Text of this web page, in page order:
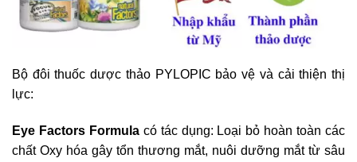
Bộ đôi thuốc dược thảo PYLOPIC bảo vệ và cải thiện thị
lực:
Eye Factors Formulacó tác dụng: Loại bỏ hoàn toàn các
chất Oxy hóa gây tổn thương mắt, nuôi dưỡng mắt từ sâu